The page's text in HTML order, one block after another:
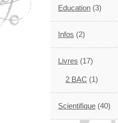
Education (3)
Infos (2)
Livres (17)
2 BAC (1)
Scientifique (40)